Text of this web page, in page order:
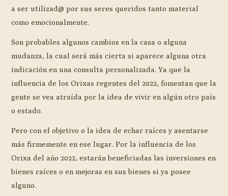
a ser utilizad@ por sus seres queridos tanto material
como emocionalmente.
Son probables algunos cambios en la casa o alguna
mudanza, la cual será más cierta si aparece alguna otra
indicación en una consulta personalizada. Ya que la
influencia de los Orixas regentes del 2022, fomentan que la
gente se vea atraída por la idea de vivir en algún otro país
o estado.
Pero con el objetivo o la idea de echar raíces y asentarse
más firmemente en ese lugar. Por la influencia de los
Orixa del año 2022, estarán beneficiadas las inversiones en
bienes raíces o en mejoras en sus bienes si ya posee
alguno.